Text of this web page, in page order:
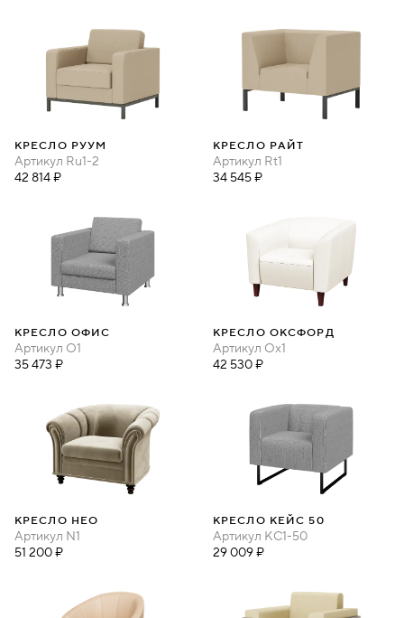
КРЕСЛО РУУМ
Артикул Ru1-2
42 814 ₽
КРЕСЛО РАЙТ
Артикул Rt1
34 545 ₽
КРЕСЛО ОФИС
Артикул O1
35 473 ₽
КРЕСЛО ОКСФОРД
Артикул Ox1
42 530 ₽
КРЕСЛО НЕО
Артикул N1
51 200 ₽
КРЕСЛО КЕЙС 50
Артикул КС1-50
29 009 ₽